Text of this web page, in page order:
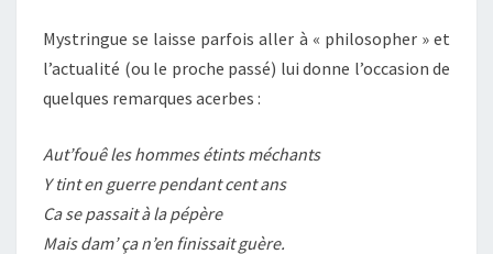
Mystringue se laisse parfois aller à « philosopher » et
l’actualité (ou le proche passé) lui donne l’occasion de
quelques remarques acerbes :
Aut’fouê les hommes étints méchants
Y tint en guerre pendant cent ans
Ca se passait à la pépère
Mais dam’ ça n’en finissait guère.